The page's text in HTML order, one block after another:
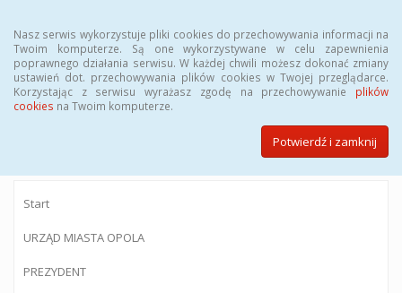
Nasz serwis wykorzystuje pliki cookies do przechowywania informacji na
Twoim komputerze. Są one wykorzystywane w celu zapewnienia
poprawnego działania serwisu. W każdej chwili możesz dokonać zmiany
ustawień dot. przechowywania plików cookies w Twojej przeglądarce.
Korzystając z serwisu wyrażasz zgodę na przechowywanie plików
cookies na Twoim komputerze.
Potwierdź i zamknij
BIULETYN INFORMACJI PUBLICZNEJ
Urzędu Miasta Opola
Start
URZĄD MIASTA OPOLA
PREZYDENT